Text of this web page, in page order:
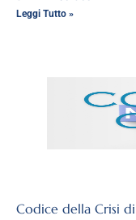
Leggi Tutto »
Codice della Crisi